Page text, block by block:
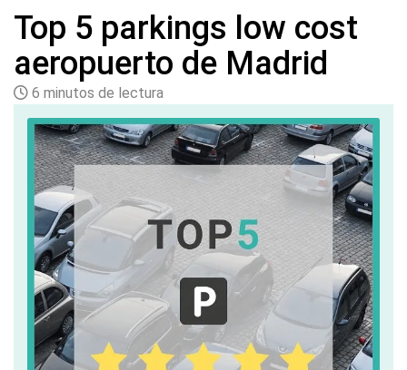
Top 5 parkings low cost
aeropuerto de Madrid
6 minutos de lectura